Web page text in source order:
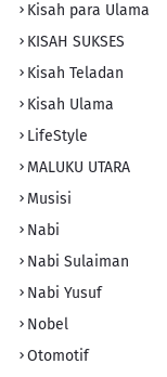
Kisah para Ulama
KISAH SUKSES
Kisah Teladan
Kisah Ulama
LifeStyle
MALUKU UTARA
Musisi
Nabi
Nabi Sulaiman
Nabi Yusuf
Nobel
Otomotif